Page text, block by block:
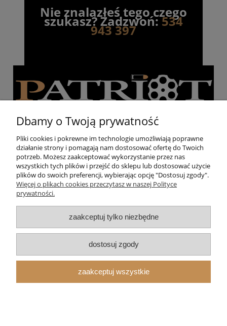
Nie znalazłeś tego czego
szukasz? Zadzwoń:534
943 397
Pomoc
Moje konto
O nas
Dbamy o Twoją prywatność
Pliki cookies i pokrewne im technologie umożliwiają poprawne
działanie strony i pomagają nam dostosować ofertę do Twoich
potrzeb. Możesz zaakceptować wykorzystanie przez nas
wszystkich tych plików i przejść do sklepu lub dostosować użycie
plików do swoich preferencji, wybierając opcję "Dostosuj zgody".
Więcej o plikach cookies przeczytasz w naszej Polityce
prywatności.
zaakceptuj tylko niezbędne
dostosuj zgody
zaakceptuj wszystkie